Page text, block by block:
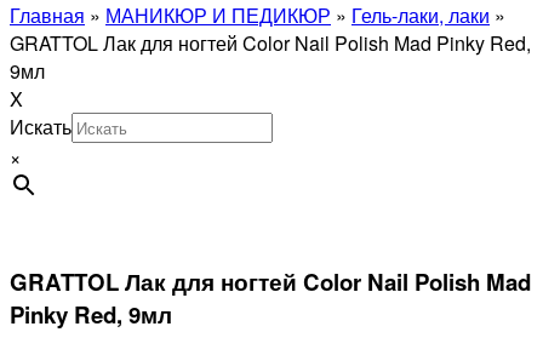
Главная » МАНИКЮР И ПЕДИКЮР » Гель-лаки, лаки »
GRATTOL Лак для ногтей Color Nail Polish Mad Pinky Red,
9мл
X
Искать
×
GRATTOL Лак для ногтей Color Nail Polish Mad
Pinky Red, 9мл